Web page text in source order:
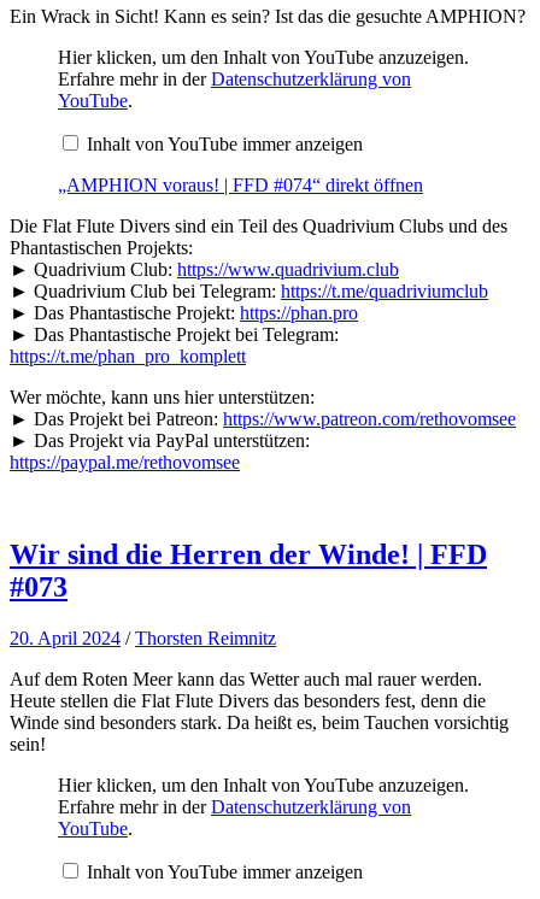
Ein Wrack in Sicht! Kann es sein? Ist das die gesuchte AMPHION?
„AMPHION
voraus!
|
FFD
von
anzeigen
Hier klicken, um den Inhalt von YouTube anzuzeigen.
Erfahre mehr in derDatenschutzerklärung von
YouTube.
Inhalt von YouTube immer anzeigen
„AMPHION voraus! | FFD #074“ direkt öffnen
Die Flat Flute Divers sind ein Teil des Quadrivium Clubs und des
Phantastischen Projekts:
► Quadrivium Club: https://www.quadrivium.club
► Quadrivium Club bei Telegram: https://t.me/quadriviumclub
► Das Phantastische Projekt: https://phan.pro
► Das Phantastische Projekt bei Telegram:
https://t.me/phan_pro_komplett
Wer möchte, kann uns hier unterstützen:
► Das Projekt bei Patreon: https://www.patreon.com/rethovomsee
► Das Projekt via PayPal unterstützen:
https://paypal.me/rethovomsee
Wir sind die Herren der Winde! | FFD
#073
20. April 2024 /Thorsten Reimnitz
Auf dem Roten Meer kann das Wetter auch mal rauer werden.
Heute stellen die Flat Flute Divers das besonders fest, denn die
Winde sind besonders stark. Da heißt es, beim Tauchen vorsichtig
sein!
„Wir
sind
die
Herren
Winde!
Hier klicken, um den Inhalt von YouTube anzuzeigen.
Erfahre mehr in derDatenschutzerklärung von
YouTube.
Inhalt von YouTube immer anzeigen